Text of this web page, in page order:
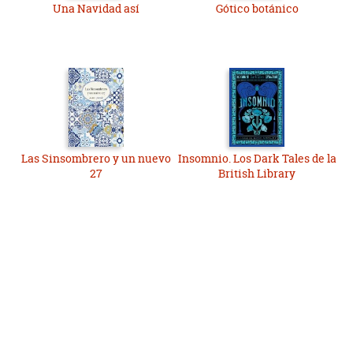
Una Navidad así Gótico botánico
Las Sinsombrero y un nuevo
27
Insomnio. Los Dark Tales de la
British Library